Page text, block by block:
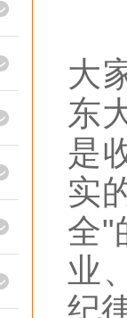
大
东
是
实
全"
业
纪